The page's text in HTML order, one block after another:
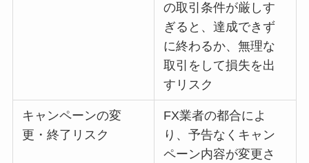
の取引条件が厳しす
ぎると、達成できず
に終わるか、無理な
取引をして損失を出
すリスク
キャンペーンの変
更・終了リスク
FX業者の都合によ
り、予告なくキャン
ペーン内容が変更さ